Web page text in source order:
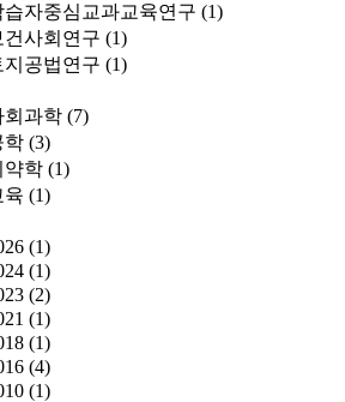
습자중심교과교육연구 (1)
건사회연구 (1)
지공법연구 (1)
회과학 (7)
학 (3)
약학 (1)
육 (1)
(1)
(1)
(2)
(1)
(1)
(4)
(1)